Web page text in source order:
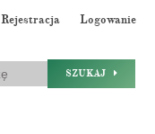
Rejestracja Logowanie
SZUKAJ